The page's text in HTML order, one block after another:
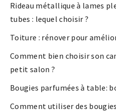
Rideau métallique à lames
tubes : lequel choisir ?
Toiture : rénover pour
Comment bien choisir son
petit salon ?
Bougies parfumées à table:
Comment utiliser des